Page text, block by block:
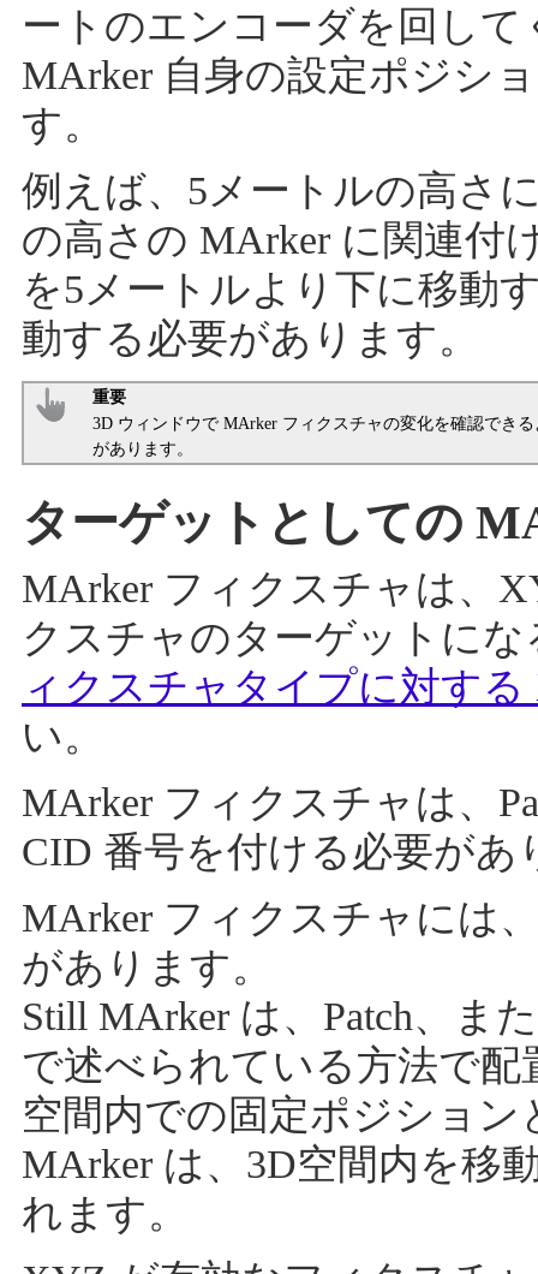
ートのエンコーダを回し
MArker 自身の設定ポジシ
す。
例えば、5メートルの高さ
の高さの MArker に関連付
を5メートルより下に移動
動する必要があります。
重要
3D ウィンドウで MArker フィクスチャの変化を確認でき
があります。
ターゲットとしての
MArker フィクスチャは、
クスチャのターゲットに
ィクスチャタイプに対す
い。
MArker フィクスチャは、
CID 番号を付ける必要があ
MArker フィクスチャには
があります。
Still MArker は、Patch、ま
で述べられている方法で配
空間内での固定ポジショ
MArker は、3D空間内を移
れます。